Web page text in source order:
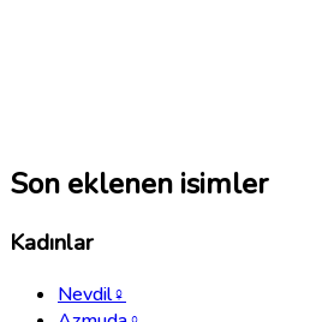
Son eklenen isimler
Kadınlar
Nevdil♀